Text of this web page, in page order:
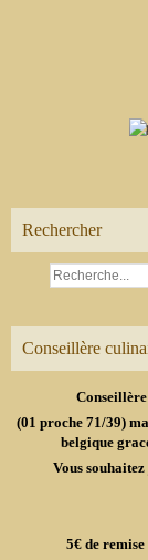
Rechercher
Conseillère
(01 proche 71/39)
belgique
Vous
5€ de